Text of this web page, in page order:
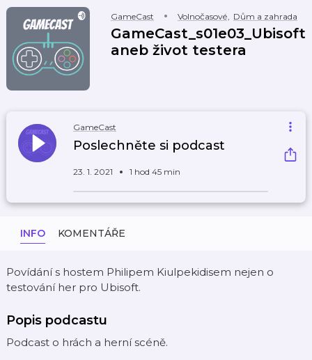
GameCast Volnočasové, Dům a zahrada
GameCast_s01e03_Ubisoft
aneb život testera
GameCast
Poslechněte si podcast
23. 1. 2021 1 hod 45 min
INFO KOMENTÁŘE
Povídání s hostem Philipem Kiulpekidisem nejen o
testování her pro Ubisoft.
Popis podcastu
Podcast o hrách a herní scéně.